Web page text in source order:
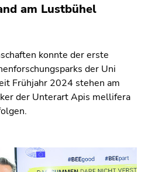
am Lustbühel
konnte der erste
der Uni
Frühjahr 2024 stehen am
der Unterart Apis mellifera